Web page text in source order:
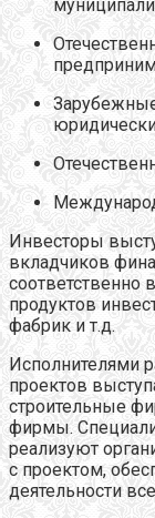
Инвесторы
вкладчиков
соответственно
продуктов
фабрик и т.д.
Исполнителями
проектов
строительные
фирмы.
реализуют
с проектом,
деятельности